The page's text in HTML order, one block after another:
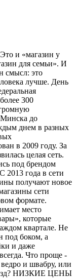
и «магазин у
для семьи». И
смысл: это
лучше. День
300
до
днем в разных
в 2009 году. За
целая сеть.
под брендом
2013 года в сети
получают новое
сети
формате.
место
которые
квартале. Не
под боком, а
и даже
Что проще -
и швабру, или
НИЗКИЕ ЦЕНЫ